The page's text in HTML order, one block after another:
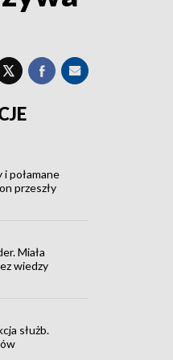
połamane
przeszły
Miała
wiedzy
służb.